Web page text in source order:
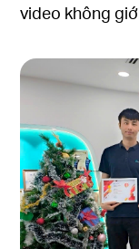
video không